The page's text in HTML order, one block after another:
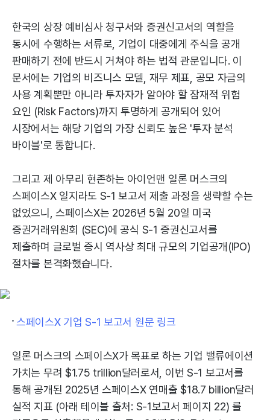
한국의 상장 예비심사 청구서와 증권신고서의 역할을
동시에 수행하는 서류로, 기업이 대중에게 주식을 공개
판매하기 전에 반드시 거쳐야 하는 법적 관문입니다. 이
문서에는 기업의 비즈니스 모델, 재무 제표, 공모 자금의
사용 계획뿐만 아니라 투자자가 알아야 할 잠재적 위험
요인 (Risk Factors)까지 투명하게 공개되어 있어
시장에서는 해당 기업의 가장 신뢰도 높은 '투자 분석
바이블'로 통합니다.
그리고 제 아무리 현존하는 아이언맨 일론 머스크의
스페이스X 일지라도 S-1 보고서 제출 과정을 생략할 수는
없었으니, 스페이스X는 2026년 5월 20일 미국
증권거래위원회 (SEC)에 공식 S-1 증권신고서를
제출하며 글로벌 증시 역사상 최대 규모의 기업공개(IPO)
절차를 본격화했습니다.
스페이스X 기업 S-1 보고서 원문 링크
일론 머스크의 스페이스X가 목표로 하는 기업 밸류에이션
가치는 무려 $1.75 trillion달러로서, 이번 S-1 보고서를
통해 공개된 2025년 스페이스X 연매출 $18.7 billion달러
실적 지표 (아래 테이블 출처: S-1보고서 페이지 22) 를